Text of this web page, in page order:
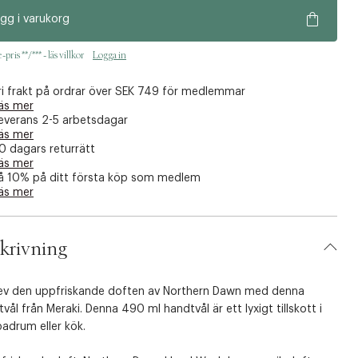
i varukorg
pris **/*** - läs villkor Logga in
frakt på ordrar över SEK 749 för medlemmar
mer
2-5 arbetsdagar
mer
dagars returrätt
mer
10% på ditt första köp som medlem
mer
den uppfriskande doften av Northern Dawn med denna
från Meraki. Denna 490 ml handtvål är ett lyxigt tillskott i
eller kök.